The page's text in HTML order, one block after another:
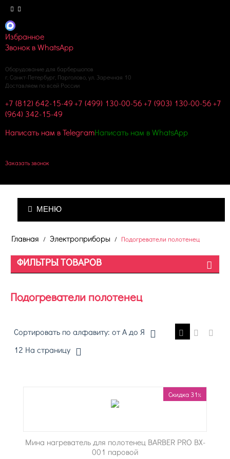
Избранное
Звонок в WhatsApp
Оборудование для барбершопов
г. Санкт-Петербург, Парголово, ул. Заречная 10
Доставляем по всей России
+7 (812) 642-15-49+7 (499) 130-00-56+7 (903) 130-00-56+7
(964) 342-15-49
Написать нам в TelegramНаписать нам в WhatsApp
Заказать звонок
МЕНЮ
Главная / Электроприборы / Подогреватели полотенец
ФИЛЬТРЫ ТОВАРОВ
Подогреватели полотенец
Сортировать по алфавиту: от А до Я
12 На страницу
Скидка 31%
Мина нагреватель для полотенец BARBER PRO BX-
001 паровой